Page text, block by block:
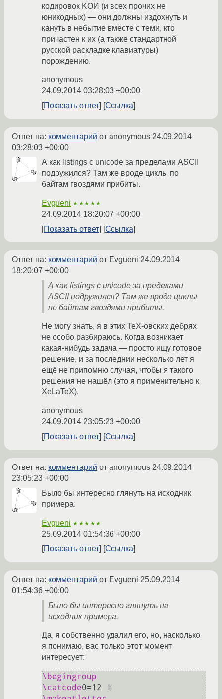
кодировок KOИ (и всех прочих не
юникодных) — они должны издохнуть и
кануть в небытие вместе с теми, кто
причастен к их (а также стандартной
русской раскладке клавиатуры)
порождению.
anonymous
24.09.2014 03:28:03 +00:00
Показать ответ
Ссылка
Ответ на: комментарий от anonymous 24.09.2014
03:28:03 +00:00
А как listings с unicode за пределами ASCII
подружился? Там же вроде циклы по
байтам гвоздями прибиты.
Evgueni ★★★★★
24.09.2014 18:20:07 +00:00
Показать ответ
Ссылка
Ответ на: комментарий от Evgueni 24.09.2014
18:20:07 +00:00
А как listings с unicode за пределами
ASCII подружился? Там же вроде циклы
по байтам гвоздями прибиты.
Не могу знать, я в этих TeX-овских дебрях
не особо разбираюсь. Когда возникает
какая-нибудь задача — просто ищу готовое
решение, и за последнии несколько лет я
ещё не припомню случая, чтобы я такого
решения не нашёл (это я применительно к
XeLaTeX).
anonymous
24.09.2014 23:05:23 +00:00
Показать ответ
Ссылка
Ответ на: комментарий от anonymous 24.09.2014
23:05:23 +00:00
Было бы интересно глянуть на исходник
примера.
Evgueni ★★★★★
25.09.2014 01:54:36 +00:00
Показать ответ
Ссылка
Ответ на: комментарий от Evgueni 25.09.2014
01:54:36 +00:00
Было бы интересно глянуть на
исходник примера.
Да, я собственно удалил его, но, насколько
я понимаю, вас только этот момент
интересует:
\begingroup
\catcode0=12
%